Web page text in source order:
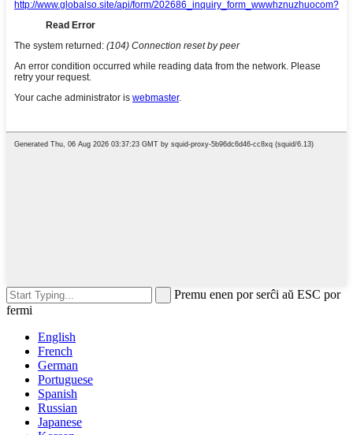
Premu enen por serĉi aŭ ESC por
fermi
English
French
German
Portuguese
Spanish
Russian
Japanese